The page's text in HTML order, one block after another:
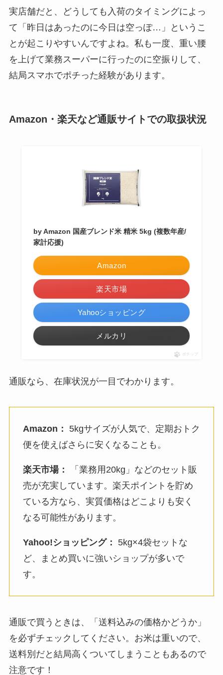
実店舗だと、どうしても入荷のタイミングによっ
て「昨日はあったのに今日は空っぽ…」というこ
とが起こりやすいんですよね。私も一度、重い腰
を上げて業務スーパーに行ったのに空振りして、
結局スマホでポチった経験があります。
Amazon・楽天など通販サイトでの取扱状況
by Amazon 国産ブレンド米 精米 5kg (複数年産/
家計応援)
Amazon
楽天市場
Yahooショッピング
メルカリ
ポチップ
通販なら、在庫状況が一目でわかります。
Amazon：
5kgサイズが人気で、定期おトク
便を使えばさらに安くなることも。
楽天市場：
「業務用20kg」などのセット販
売が充実しています。楽天ポイントを貯め
ている方なら、実質価格はどこよりも安く
なる可能性があります。
Yahoo!ショッピング：
5kg×4袋セットな
ど、まとめ買いに強いショップが多いで
す。
通販で買うときは、「送料込みの価格かどうか」
を必ずチェックしてください。お米は重いので、
送料別だと結局高くついてしまうこともあるので
注意です！